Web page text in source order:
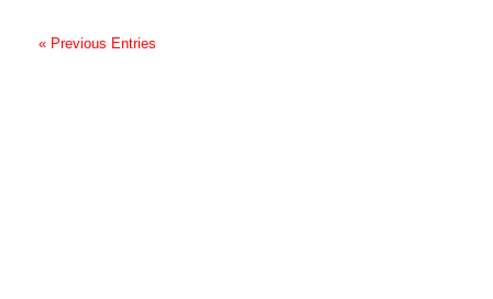
« Previous Entries